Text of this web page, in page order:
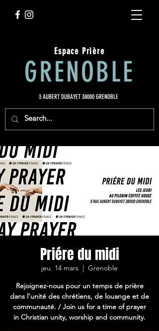
Espace Prière
GRENOBLE
3 AUBERT DUBAYET 38000 GRENOBLE
Priére du midi
jeu. 14 mars
  |
Grenoble
Rejoignez-nous pour un temps de prière
dans l'unité des chrétiens, de louange et de
communauté. / Join us for a time of prayer
in Christian unity, worship and community.